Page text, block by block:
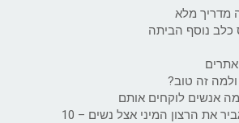
מדריך מלא
כלב נוסף הביתה
אתרים
זה טוב?
אנשים לוקחים אותם
מה אוכלים כדי להגביר את הרצון המיני אצל נשים – 10